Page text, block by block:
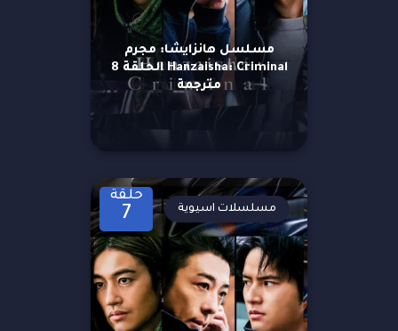
مسلسل هانزايشا: مجرم
Hanzaisha: Criminal الحلقة 8
مترجمة
حلقة
7 مسلسلات اسيوية